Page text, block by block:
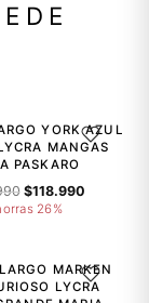
DESEOS
AGREGAR
YORK AZUL
MANGAS
PASKARO
El
precio
$159.990.
$118.990
El
precio
$118.990.
26%
DESEOS
AGREGAR
MARKEN
LYCRA